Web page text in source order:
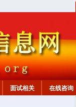
面试相关 在线咨询